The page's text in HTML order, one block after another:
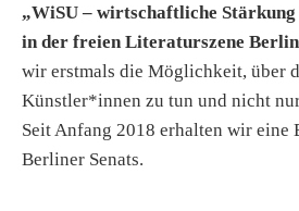
„WiSU – wirtschaftliche
in der freien Literaturszene
wir erstmals die Möglichkeit, über
Künstler*innen zu tun und nicht
Seit Anfang 2018 erhalten wir eine
Berliner Senats.